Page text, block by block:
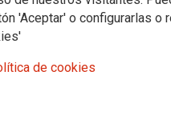
'Aceptar' o configurarlas o
de cookies